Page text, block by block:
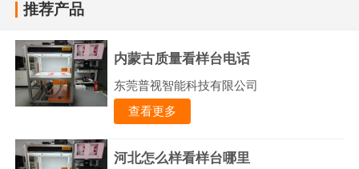
推荐产品
内蒙古质量看样台电话
东莞普视智能科技有限公司
查看更多
河北怎么样看样台哪里